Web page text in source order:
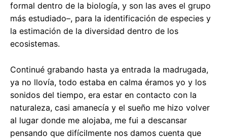
formal dentro de la biología, y son las aves el grupo
más estudiado–, para la identificación de especies y
la estimación de la diversidad dentro de los
ecosistemas.
Continué grabando hasta ya entrada la madrugada,
ya no llovía, todo estaba en calma éramos yo y los
sonidos del tiempo, era estar en contacto con la
naturaleza, casi amanecía y el sueño me hizo volver
al lugar donde me alojaba, me fui a descansar
pensando que difícilmente nos damos cuenta que